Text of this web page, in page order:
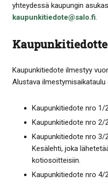
yhteydessä kaupungin
kaupunkitiedote@salo.fi.
Kaupunkitiedote ilmestyy
Alustava ilmestymisaikataulu
Kaupunkitiedote nro 1/
Kaupunkitiedote nro 2/
Kaupunkitiedote nro 3/
Kesälehti, joka
kotiosoitteisiin.
Kaupunkitiedote nro 4/